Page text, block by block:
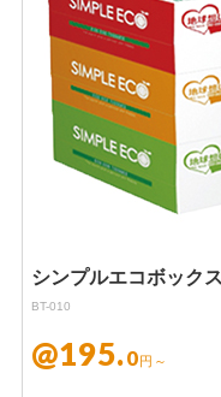
シンプルエコボック
BT-010
@195.0円～